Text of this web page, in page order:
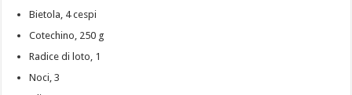
Bietola, 4 cespi
Cotechino, 250 g
Radice di loto, 1
Noci, 3